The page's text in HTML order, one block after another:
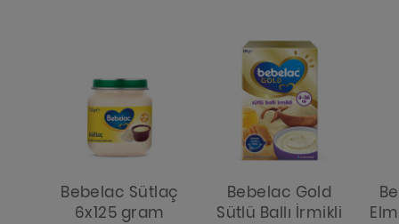
Bebelac Sütlaç
6x125 gram
Bebelac Gold
Sütlü Ballı İrmikli